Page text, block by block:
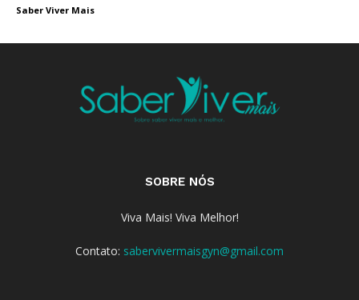
Saber Viver Mais
SOBRE NÓS
Viva Mais! Viva Melhor!
Contato: sabervivermaisgyn@gmail.com